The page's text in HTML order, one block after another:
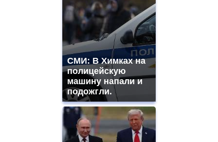
СМИ: В Химках на
полицейскую
машину напали и
подожгли.